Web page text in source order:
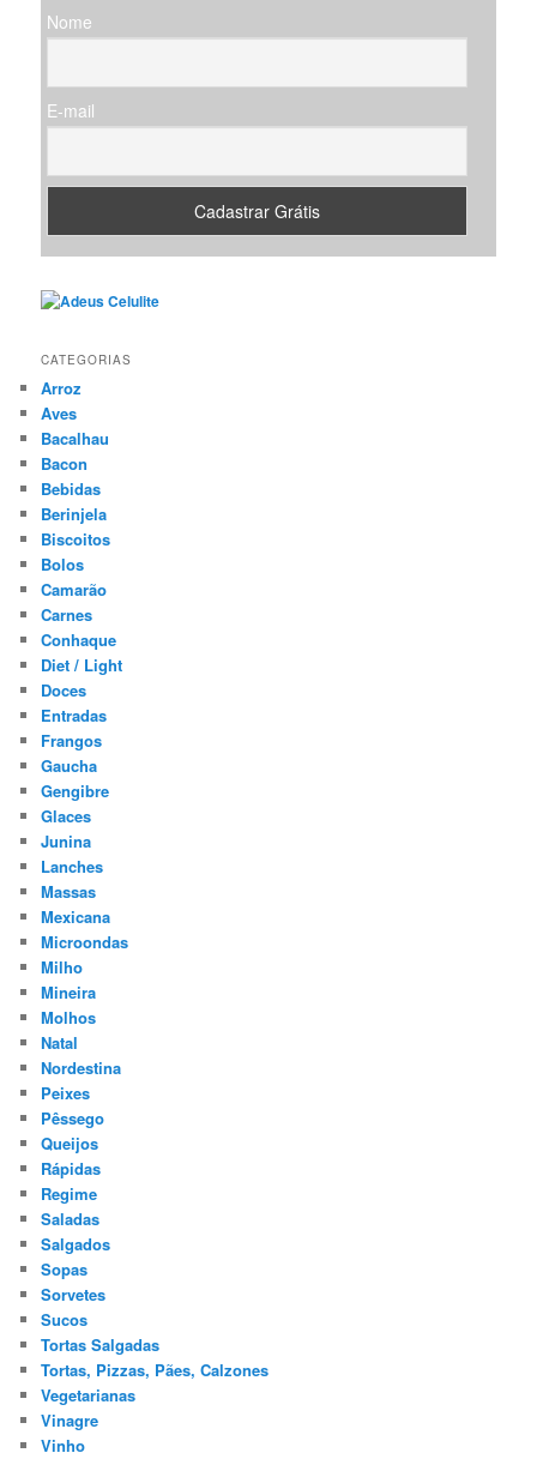
aNome
E-mail
CATEGORIAS
Arroz
Aves
Bacalhau
Bacon
Bebidas
Berinjela
Biscoitos
Bolos
Camarão
Carnes
Conhaque
Diet / Light
Doces
Entradas
Frangos
Gaucha
Gengibre
Glaces
Junina
Lanches
Massas
Mexicana
Microondas
Milho
Mineira
Molhos
Natal
Nordestina
Peixes
Pêssego
Queijos
Rápidas
Regime
Saladas
Salgados
Sopas
Sorvetes
Sucos
Tortas Salgadas
Tortas, Pizzas, Pães, Calzones
Vegetarianas
Vinagre
Vinho